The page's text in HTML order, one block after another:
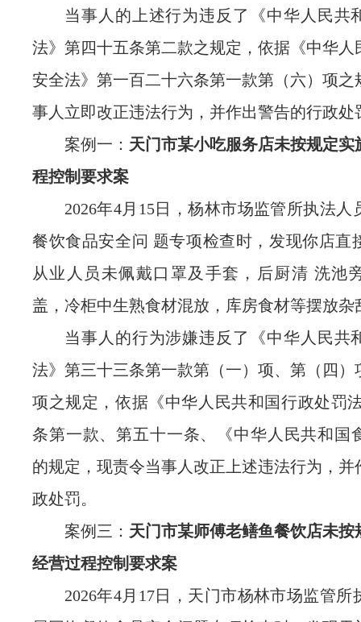
当事人的上述行为违反了《中华人民共
法》第四十五条第二款之规定，依据《中华人
安全法》第一百二十六条第一款第（六）项之
事人立即改正违法行为，并作出警告的行政处
案例一： 天门市某小吃服务店未按规定实
程控制要求案
2026年4月15日，杨林市场监管所执法人
餐饮食品安全问 题专项检查时，发现你店直
从业人员未佩戴口罩及手套，后厨清 洗池
盖，冷柜中生熟食材混放，库房食材等摆放杂
当事人的行为涉嫌违反了《中华人民共
法》第三十三条第一款第（一）项、第（四）
项之规定， 依据《中华人民共和国行政处罚
条第一款、第五十一条、《中华人民共和国
的规定，现责令当事人 改正上述违法行为， 并
政处罚。
案例三： 天门市某师傅老鳝鱼餐饮店未按
经营过程控制要求案
2026年4月17日， 天门市杨林市场监管所